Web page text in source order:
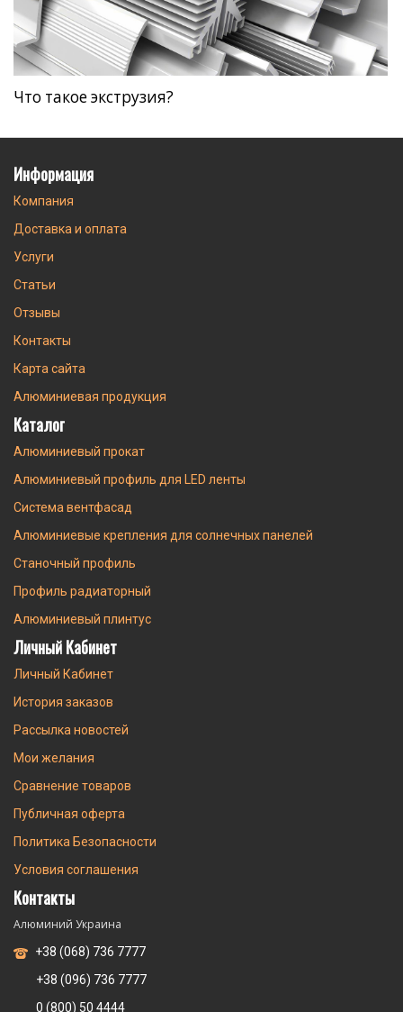
Что такое экструзия?
Информация
Компания
Доставка и оплата
Услуги
Статьи
Отзывы
Контакты
Карта сайта
Алюминиевая продукция
Каталог
Алюминиевый прокат
Алюминиевый профиль для LED ленты
Система вентфасад
Алюминиевые крепления для солнечных панелей
Станочный профиль
Профиль радиаторный
Алюминиевый плинтус
Личный Кабинет
Личный Кабинет
История заказов
Рассылка новостей
Мои желания
Сравнение товаров
Публичная оферта
Политика Безопасности
Условия соглашения
Контакты
Алюминий Украина
+38 (068) 736 7777
+38 (096) 736 7777
0 (800) 50 4444